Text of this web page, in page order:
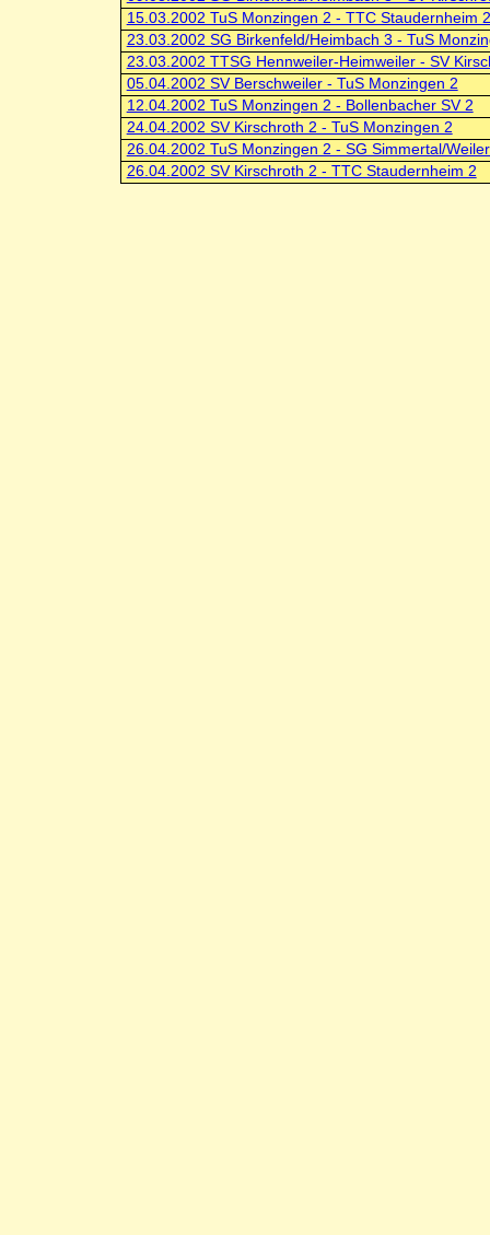
15.03.2002 TuS Monzingen 2 - TTC Staudernheim 2
23.03.2002 SG Birkenfeld/Heimbach 3 - TuS
23.03.2002 TTSG Hennweiler-Heimweiler - SV
05.04.2002 SV Berschweiler - TuS Monzingen 2
12.04.2002 TuS Monzingen 2 - Bollenbacher SV 2
24.04.2002 SV Kirschroth 2 - TuS Monzingen 2
26.04.2002 TuS Monzingen 2 - SG Simmertal/
26.04.2002 SV Kirschroth 2 - TTC Staudernheim 2